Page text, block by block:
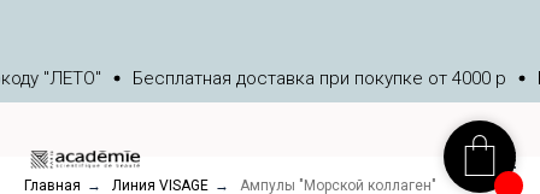
"ЛЕТО" Бесплатная доставка при покупке от 4000 р
Главная → Линия VISAGE → Ампулы "Морской коллаген"